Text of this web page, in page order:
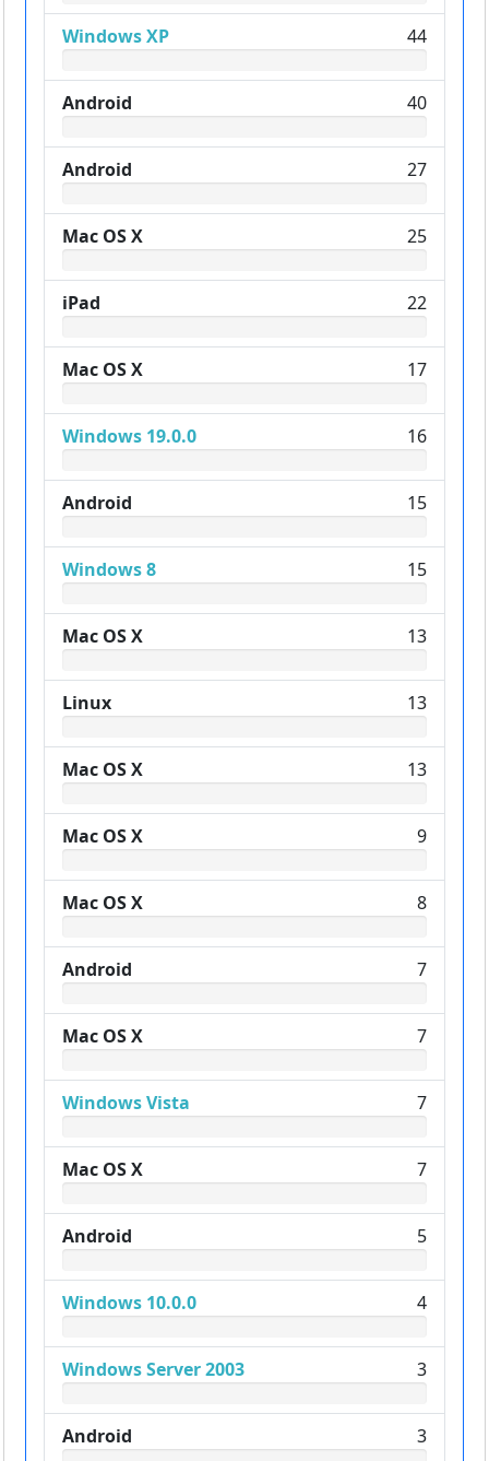
Windows XP 44
Android 40
Android 27
Mac OS X 25
iPad 22
Mac OS X 17
Windows 19.0.0 16
Android 15
Windows 8 15
Mac OS X 13
Linux 13
Mac OS X 13
Mac OS X 9
Mac OS X 8
Android 7
Mac OS X 7
Windows Vista 7
Mac OS X 7
Android 5
Windows 10.0.0 4
Windows Server 2003 3
Android 3